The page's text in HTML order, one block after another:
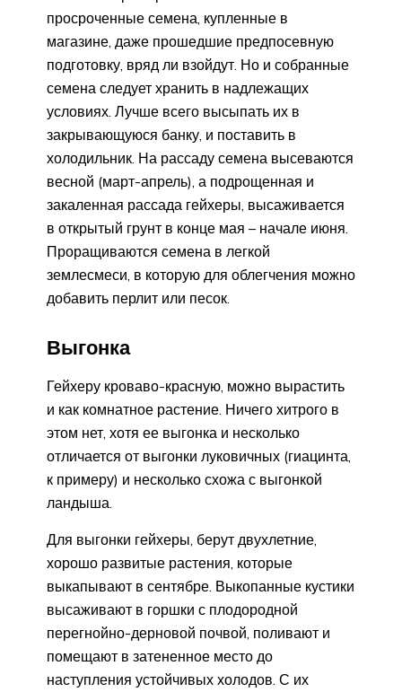
просроченные семена, купленные в
магазине, даже прошедшие предпосевную
подготовку, вряд ли взойдут. Но и собранные
семена следует хранить в надлежащих
условиях. Лучше всего высыпать их в
закрывающуюся банку, и поставить в
холодильник. На рассаду семена высеваются
весной (март-апрель), а подрощенная и
закаленная рассада гейхеры, высаживается
в открытый грунт в конце мая – начале июня.
Проращиваются семена в легкой
землесмеси, в которую для облегчения можно
добавить перлит или песок.
Выгонка
Гейхеру кроваво-красную, можно вырастить
и как комнатное растение. Ничего хитрого в
этом нет, хотя ее выгонка и несколько
отличается от выгонки луковичных (гиацинта,
к примеру) и несколько схожа с выгонкой
ландыша.
Для выгонки гейхеры, берут двухлетние,
хорошо развитые растения, которые
выкапывают в сентябре. Выкопанные кустики
высаживают в горшки с плодородной
перегнойно-дерновой почвой, поливают и
помещают в затененное место до
наступления устойчивых холодов. С их